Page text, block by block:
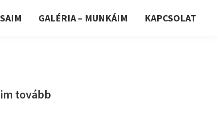
GALÉRIA – MUNKÁIM KAPCSOLAT
tovább